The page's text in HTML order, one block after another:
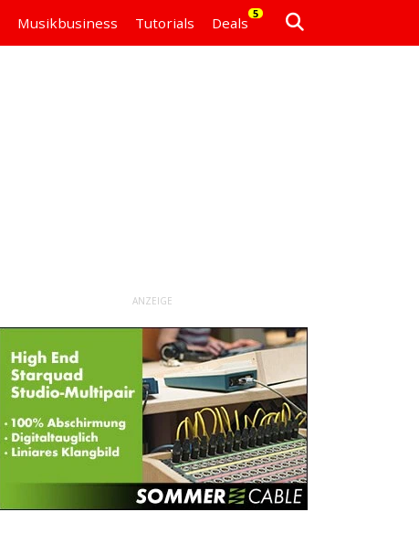
Musikbusiness Tutorials Deals
5
ANZEIGE